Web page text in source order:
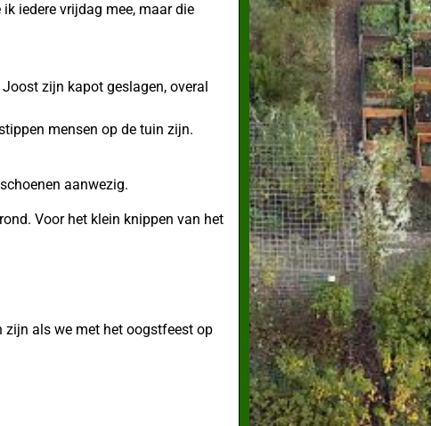
iedere vrijdag mee, maar die
zijn kapot geslagen, overal
mensen op de tuin zijn.
aanwezig.
Voor het klein knippen van het
zijn als we met het oogstfeest op